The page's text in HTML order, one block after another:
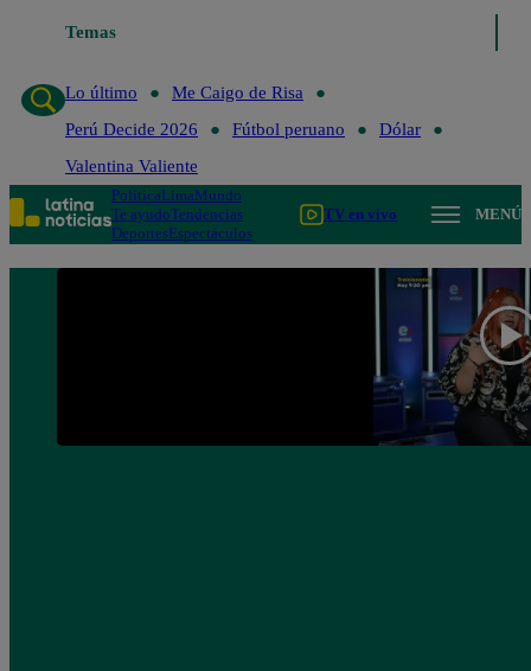
Temas
Lo último
Me Caigo de Risa
Perú Decide 2026
Fútbol peruano
Dólar
Valentina Valiente
PolíticaLimaMundo
Te ayudoTendencias
DeportesEspectáculos
TV en vivo MENÚ